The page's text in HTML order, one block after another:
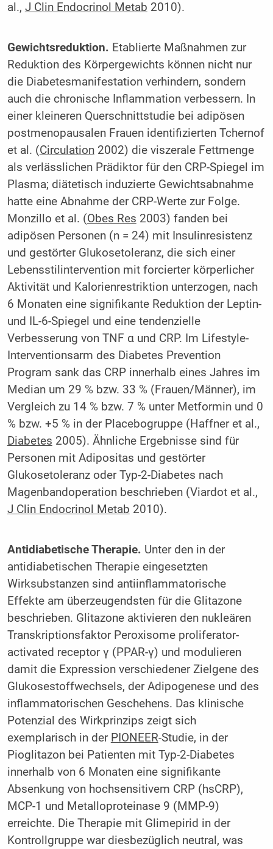
al., J Clin Endocrinol Metab 2010).
Gewichtsreduktion. Etablierte Maßnahmen zur
Reduktion des Körpergewichts können nicht nur
die Diabetesmanifestation verhindern, sondern
auch die chronische Inflammation verbessern. In
einer kleineren Querschnittstudie bei adipösen
postmenopausalen Frauen identifizierten Tchernof
et al. (Circulation2002) die viszerale Fettmenge
als verlässlichen Prädiktor für den CRP-Spiegel im
Plasma; diätetisch induzierte Gewichtsabnahme
hatte eine Abnahme der CRP-Werte zur Folge.
Monzillo et al. (Obes Res 2003) fanden bei
adipösen Personen (n = 24) mit Insulinresistenz
und gestörter Glukosetoleranz, die sich einer
Lebensstilintervention mit forcierter körperlicher
Aktivität und Kalorienrestriktion unterzogen, nach
6 Monaten eine signifikante Reduktion der Leptin-
und IL-6-Spiegel und eine tendenzielle
Verbesserung von TNF α und CRP. Im Lifestyle-
Interventionsarm des Diabetes Prevention
Program sank das CRP innerhalb eines Jahres im
Median um 29 % bzw. 33 % (Frauen/Männer), im
Vergleich zu 14 % bzw. 7 % unter Metformin und 0
% bzw. +5 % in der Placebogruppe (Haffner et al.,
Diabetes 2005). Ähnliche Ergebnisse sind für
Personen mit Adipositas und gestörter
Glukosetoleranz oder Typ-2-Diabetes nach
Magenbandoperation beschrieben (Viardot et al.,
J Clin Endocrinol Metab 2010).
Antidiabetische Therapie. Unter den in der
antidiabetischen Therapie eingesetzten
Wirksubstanzen sind antiinflammatorische
Effekte am überzeugendsten für die Glitazone
beschrieben. Glitazone aktivieren den nukleären
Transkriptionsfaktor Peroxisome proliferator-
activated receptor γ (PPAR-γ) und modulieren
damit die Expression verschiedener Zielgene des
Glukosestoffwechsels, der Adipogenese und des
inflammatorischen Geschehens. Das klinische
Potenzial des Wirkprinzips zeigt sich
exemplarisch in der PIONEER-Studie, in der
Pioglitazon bei Patienten mit Typ-2-Diabetes
innerhalb von 6 Monaten eine signifikante
Absenkung von hochsensitivem CRP (hsCRP),
MCP-1 und Metalloproteinase 9 (MMP-9)
erreichte. Die Therapie mit Glimepirid in der
Kontrollgruppe war diesbezüglich neutral, was